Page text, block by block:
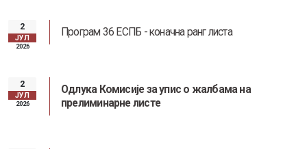
2
ЈУЛ
2026
Програм 36 ЕСПБ - коначна ранг листа
2
ЈУЛ
2026
Одлука Комисије за упис о жалбама на
прелиминарне листе